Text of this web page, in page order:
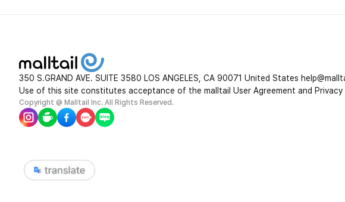
350 S.GRAND AVE. SUITE 3580 LOS ANGELES, CA 90071 United States
Use of this site constitutes acceptance of the malltail User Agreement and Privacy
Copyright @ Malltail Inc. All Rights Reserved.